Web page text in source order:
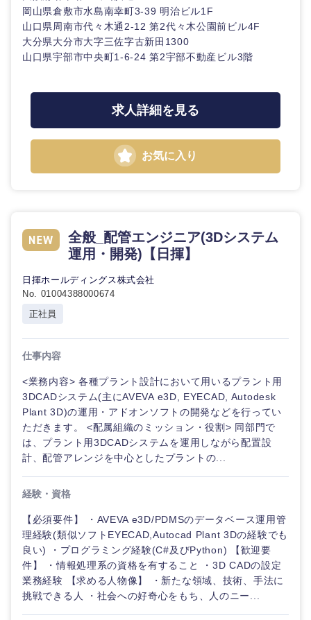
三重県
近畿地方
滋賀県
大阪府 兵庫県
奈良県 和歌山県
岡山県倉敷市水島南幸町3-39 明治ビル1F
山口県周南市代々木通2-12 第2代々木公園前ビル4F
大分県大分市大字三佐字古新田1300
山口県宇部市中央町1-6-24 第2宇部不動産ビル3階
求人詳細を見る
お気に入り
全般_配管エンジニア(3Dシステム
運用・開発)【日揮】
日揮ホールディングス株式会社
No. 01004388000674
正社員
仕事内容
<業務内容> 各種プラント設計において用いるプラント用
3DCADシステム(主にAVEVA e3D, EYECAD, Autodesk
Plant 3D)の運用・アドオンソフトの開発などを行ってい
ただきます。 <配属組織のミッション・役割> 同部門で
は、プラント用3DCADシステムを運用しながら配置設
計、配管アレンジを中心としたプラントの...
経験・資格
【必須要件】 ・AVEVA e3D/PDMSのデータベース運用管
理経験(類似ソフトEYECAD,Autocad Plant 3Dの経験でも
良い) ・プログラミング経験(C#及びPython) 【歓迎要
件】 ・情報処理系の資格を有すること ・3D CADの設定
業務経験 【求める人物像】 ・新たな領域、技術、手法に
挑戦できる人 ・社会への好奇心をもち、人のニー...